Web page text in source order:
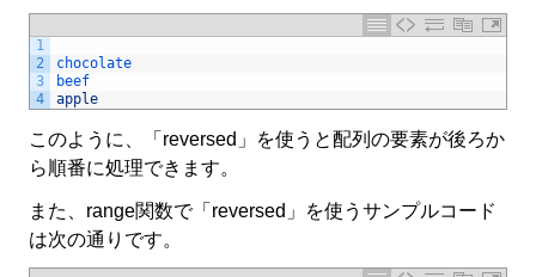
1
2
3
4
chocolate
beef
apple
このように、「reversed」を使うと配列の要素が後ろか
ら順番に処理できます。
また、range関数で「reversed」を使うサンプルコード
は次の通りです。